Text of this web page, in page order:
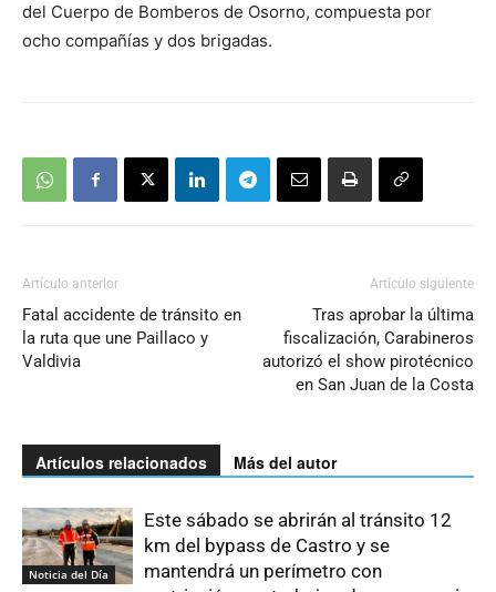
del Cuerpo de Bomberos de Osorno, compuesta por
ocho compañías y dos brigadas.
Artículo anterior
Fatal accidente de tránsito en
la ruta que une Paillaco y
Valdivia
Artículo siguiente
Tras aprobar la última
fiscalización, Carabineros
autorizó el show pirotécnico
en San Juan de la Costa
Artículos relacionados Más del autor
Noticia del Día
Este sábado se abrirán al tránsito 12
km del bypass de Castro y se
mantendrá un perímetro con